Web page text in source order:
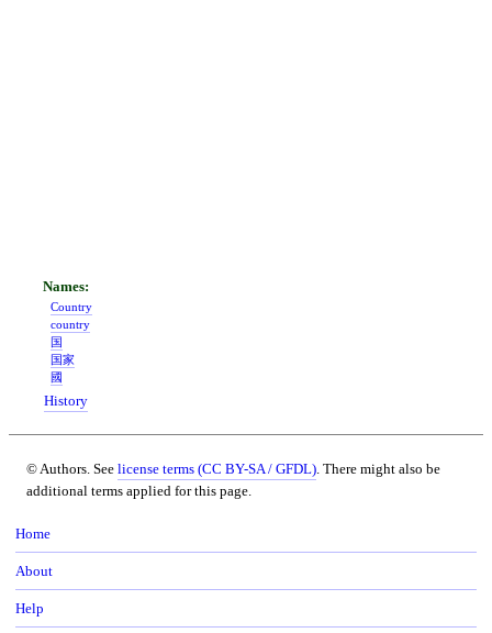
Country
country
国
国家
國
History
© Authors. See license terms (CC BY-SA / GFDL). There might also be
additional terms applied for this page.
Home
About
Help